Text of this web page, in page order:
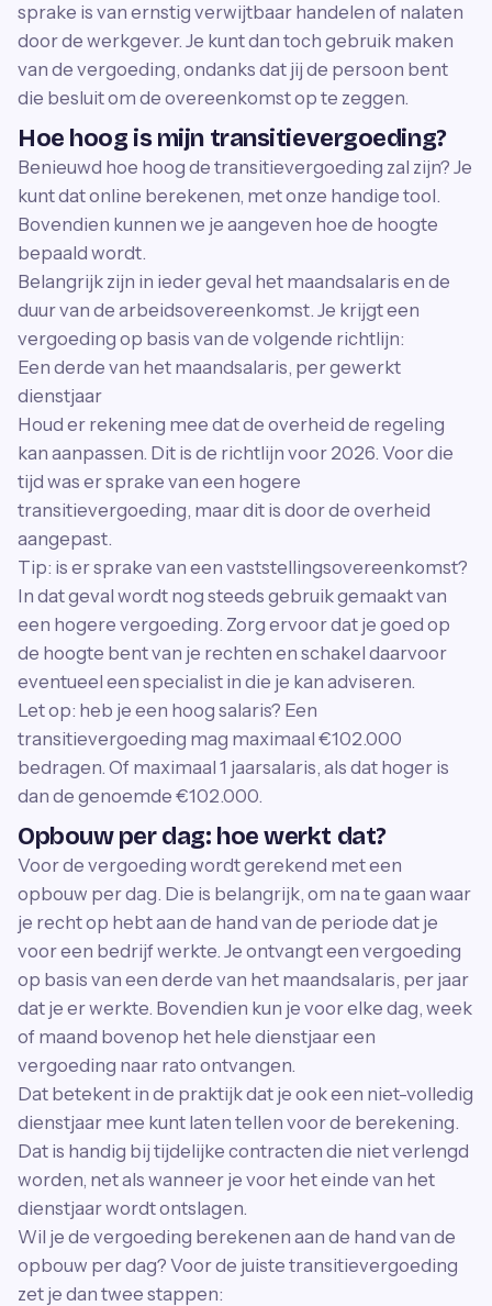
sprake is van ernstig verwijtbaar handelen of nalaten
door de werkgever. Je kunt dan toch gebruik maken
van de vergoeding, ondanks dat jij de persoon bent
die besluit om de overeenkomst op te zeggen.
Hoe hoog is mijn transitievergoeding?
Benieuwd hoe hoog de transitievergoeding zal zijn? Je
kunt dat online berekenen, met onze handige tool.
Bovendien kunnen we je aangeven hoe de hoogte
bepaald wordt.
Belangrijk zijn in ieder geval het maandsalaris en de
duur van de arbeidsovereenkomst. Je krijgt een
vergoeding op basis van de volgende richtlijn:
Een derde van het maandsalaris, per gewerkt
dienstjaar
Houd er rekening mee dat de overheid de regeling
kan aanpassen. Dit is de richtlijn voor 2026. Voor die
tijd was er sprake van een hogere
transitievergoeding, maar dit is door de overheid
aangepast.
Tip: is er sprake van een vaststellingsovereenkomst?
In dat geval wordt nog steeds gebruik gemaakt van
een hogere vergoeding. Zorg ervoor dat je goed op
de hoogte bent van je rechten en schakel daarvoor
eventueel een specialist in die je kan adviseren.
Let op: heb je een hoog salaris? Een
transitievergoeding mag maximaal €102.000
bedragen. Of maximaal 1 jaarsalaris, als dat hoger is
dan de genoemde €102.000.
Opbouw per dag: hoe werkt dat?
Voor de vergoeding wordt gerekend met een
opbouw per dag. Die is belangrijk, om na te gaan waar
je recht op hebt aan de hand van de periode dat je
voor een bedrijf werkte. Je ontvangt een vergoeding
op basis van een derde van het maandsalaris, per jaar
dat je er werkte. Bovendien kun je voor elke dag, week
of maand bovenop het hele dienstjaar een
vergoeding naar rato ontvangen.
Dat betekent in de praktijk dat je ook een niet-volledig
dienstjaar mee kunt laten tellen voor de berekening.
Dat is handig bij tijdelijke contracten die niet verlengd
worden, net als wanneer je voor het einde van het
dienstjaar wordt ontslagen.
Wil je de vergoeding berekenen aan de hand van de
opbouw per dag? Voor de juiste transitievergoeding
zet je dan twee stappen: